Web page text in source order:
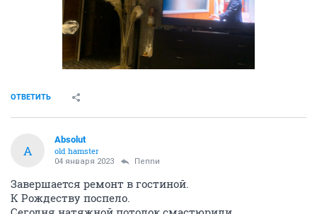
ОТВЕТИТЬ
A
Absolut
old hamster
04 января 2023 Пепnи
Завершается ремонт в гостиной.
К Рождеству поспело.